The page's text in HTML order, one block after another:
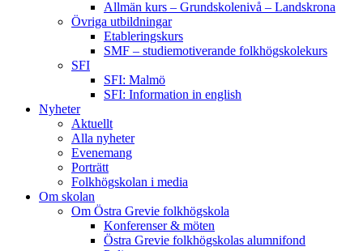
Allmän kurs – Grundskolenivå – Landskrona
Övriga utbildningar
Etableringskurs
SMF – studiemotiverande folkhögskolekurs
SFI
SFI: Malmö
SFI: Information in english
Nyheter
Aktuellt
Alla nyheter
Evenemang
Porträtt
Folkhögskolan i media
Om skolan
Om Östra Grevie folkhögskola
Konferenser & möten
Östra Grevie folkhögskolas alumnifond